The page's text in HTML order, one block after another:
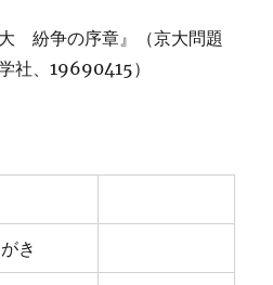
紛争の序章』（京大問題
社、19690415）
き